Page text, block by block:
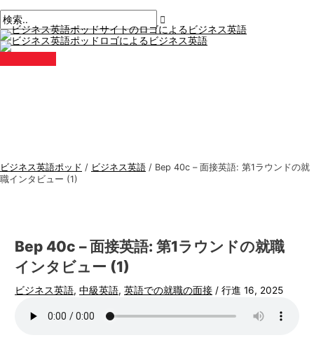
ン
テ
ン
ツ
イ
メ
ニ
ュ
ビジネス英語ポッド / ビジネス英語 / Bep 40c – 面接英語: 第1ラウンドの就
職インタビュー (1)
Bep 40c – 面接英語: 第1ラウンドの就職
インタビュー (1)
ビジネス英語,中級英語,英語での就職の面接 /行進 16, 2025
ス
ト
ナ
ビ
こ
に
入
力。.
前
*
メ
ー
ル
*
ビ
ジ
ネ
ス
ク
検
索
す
る